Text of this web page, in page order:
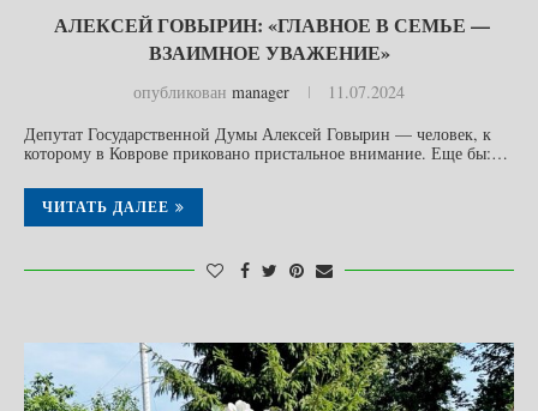
АЛЕКСЕЙ ГОВЫРИН: «ГЛАВНОЕ В СЕМЬЕ —
ВЗАИМНОЕ УВАЖЕНИЕ»
опубликован manager
11.07.2024
Депутат Государственной Думы Алексей Говырин — человек, к
которому в Коврове приковано пристальное внимание. Еще бы:…
ЧИТАТЬ ДАЛЕЕ